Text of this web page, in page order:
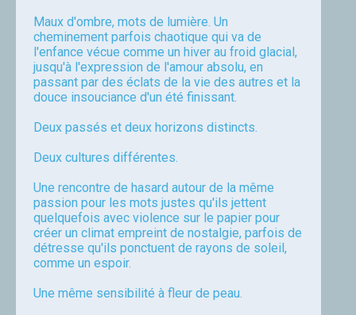
Maux d'ombre, mots de lumière. Un
cheminement parfois chaotique qui va de
l'enfance vécue comme un hiver au froid glacial,
jusqu'à l'expression de l'amour absolu, en
passant par des éclats de la vie des autres et la
douce insouciance d'un été finissant.
Deux passés et deux horizons distincts.
Deux cultures différentes.
Une rencontre de hasard autour de la même
passion pour les mots justes qu'ils jettent
quelquefois avec violence sur le papier pour
créer un climat empreint de nostalgie, parfois de
détresse qu'ils ponctuent de rayons de soleil,
comme un espoir.
Une même sensibilité à fleur de peau.